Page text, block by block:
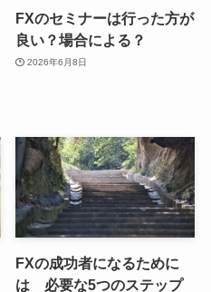
FXのセミナーは行った方が
良い？場合による？
2026年6月8日
FXの成功者になるために
は 必要な5つのステップ